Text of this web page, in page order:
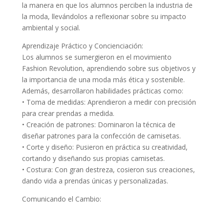
la manera en que los alumnos perciben la industria de
la moda, llevándolos a reflexionar sobre su impacto
ambiental y social.
Aprendizaje Práctico y Concienciación:
Los alumnos se sumergieron en el movimiento
Fashion Revolution, aprendiendo sobre sus objetivos y
la importancia de una moda más ética y sostenible.
Además, desarrollaron habilidades prácticas como:
• Toma de medidas: Aprendieron a medir con precisión
para crear prendas a medida.
• Creación de patrones: Dominaron la técnica de
diseñar patrones para la confección de camisetas.
• Corte y diseño: Pusieron en práctica su creatividad,
cortando y diseñando sus propias camisetas.
• Costura: Con gran destreza, cosieron sus creaciones,
dando vida a prendas únicas y personalizadas.
Comunicando el Cambio: